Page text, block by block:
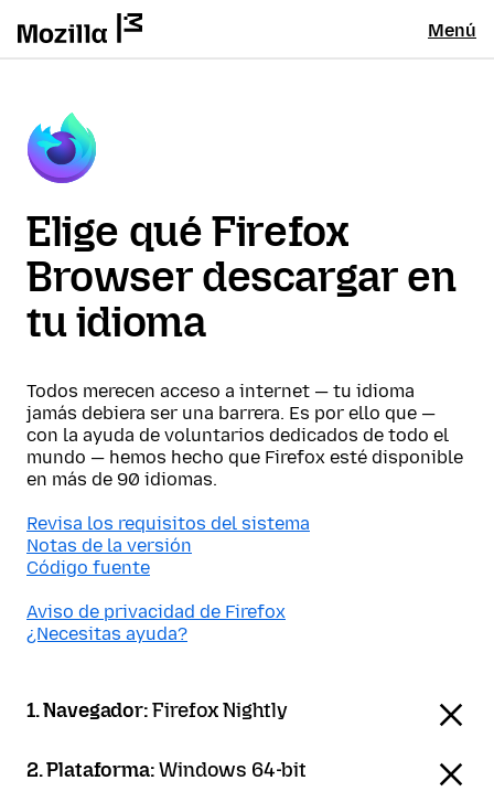
Menú
Elige qué Firefox
Browser descargar en
tu idioma
Todos merecen acceso a internet — tu idioma
jamás debiera ser una barrera. Es por ello que —
con la ayuda de voluntarios dedicados de todo el
mundo — hemos hecho que Firefox esté disponible
en más de 90 idiomas.
Revisa los requisitos del sistema
Notas de la versión
Código fuente
Aviso de privacidad de Firefox
¿Necesitas ayuda?
1. Navegador:Firefox Nightly
2. Plataforma:Windows 64-bit